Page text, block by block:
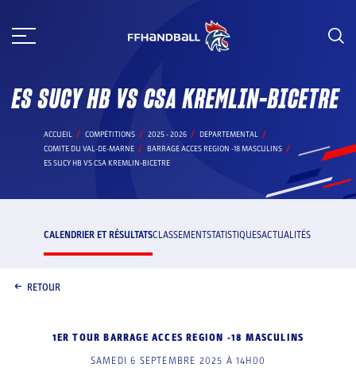
au
ES SUCY HB VS CSA KREMLIN-BICETRE
ACCUEIL COMPÉTITIONS 2025 - 2026
DEPARTEMENTAL
COMITE DU VAL-DE-MARNE
BARRAGE ACCES REGION -18 MASCULINS
ES SUCY HB VS CSA KREMLIN-BICETRE
CALENDRIER ET RÉSULTATSCLASSEMENTSTATISTIQUESACTUALITÉS
RETOUR
1ER TOUR BARRAGE ACCES REGION -18 MASCULINS
SAMEDI 6 SEPTEMBRE 2025 À 14H00